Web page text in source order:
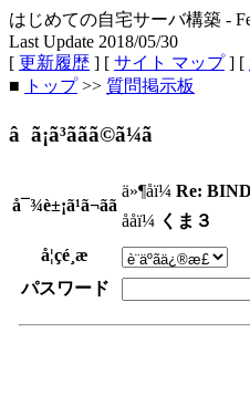
はじめての自宅サーバ構築 -
Last Update 2018/05/30
[ 更新履歴 ] [ サイト マップ] [
■
トップ>> 質問掲示板
â ã¡ã³ããã©ã¼ã
å¯¾è±¡ã¹ã¬ãã
ä»¶åï¼ Re:
ååï¼ くま３
å¦çé¸æ
パスワード